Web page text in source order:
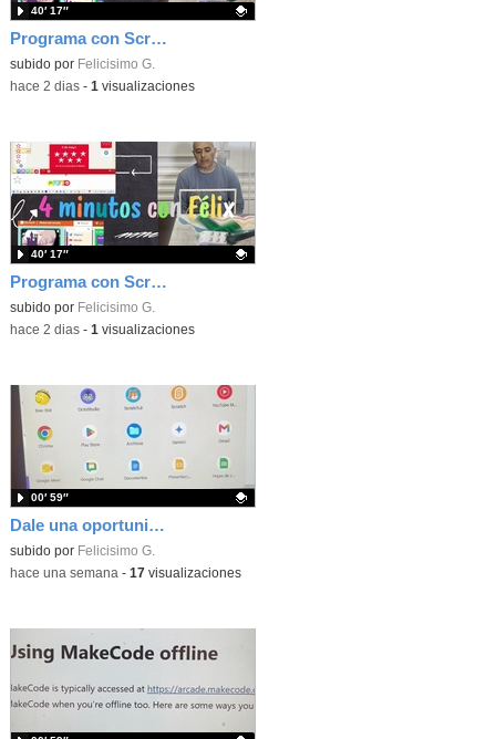
Programa con Scratch, 8 diferentes juegos para vivir la emoción de los partidos de España en el mundial 2026
Contenido educativo.
subido por Felicisimo G.
40′ 17″
-hace 2 dias- 1 visualizaciones
Programa con Scratch juegos con los partidos del mundial 2026 ganados por España
Contenido educativo.
subido por Felicisimo G.
40′ 17″
-hace 2 dias- 1 visualizaciones
Dale una oportunidad a los Chromebooks y utiliza un proyector para realizar talleres si no tienes pantallas táctiles
Contenido educativo.
subido por Felicisimo G.
00′ 59″
-hace una semana - 17 visualizaciones